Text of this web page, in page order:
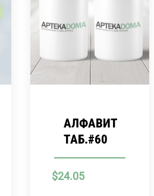
АЛФАВИТ
ТАБ.#60
$24.05